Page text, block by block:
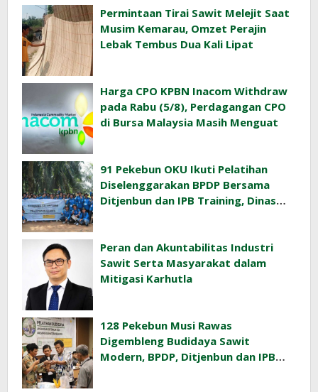
Permintaan Tirai Sawit Melejit Saat
Musim Kemarau, Omzet Perajin
Lebak Tembus Dua Kali Lipat
Harga CPO KPBN Inacom Withdraw
pada Rabu (5/8), Perdagangan CPO
di Bursa Malaysia Masih Menguat
91 Pekebun OKU Ikuti Pelatihan
Diselenggarakan BPDP Bersama
Ditjenbun dan IPB Training, Dinas
Peran dan Akuntabilitas Industri
Sawit Serta Masyarakat dalam
Mitigasi Karhutla
128 Pekebun Musi Rawas
Digembleng Budidaya Sawit
Modern, BPDP, Ditjenbun dan IPB